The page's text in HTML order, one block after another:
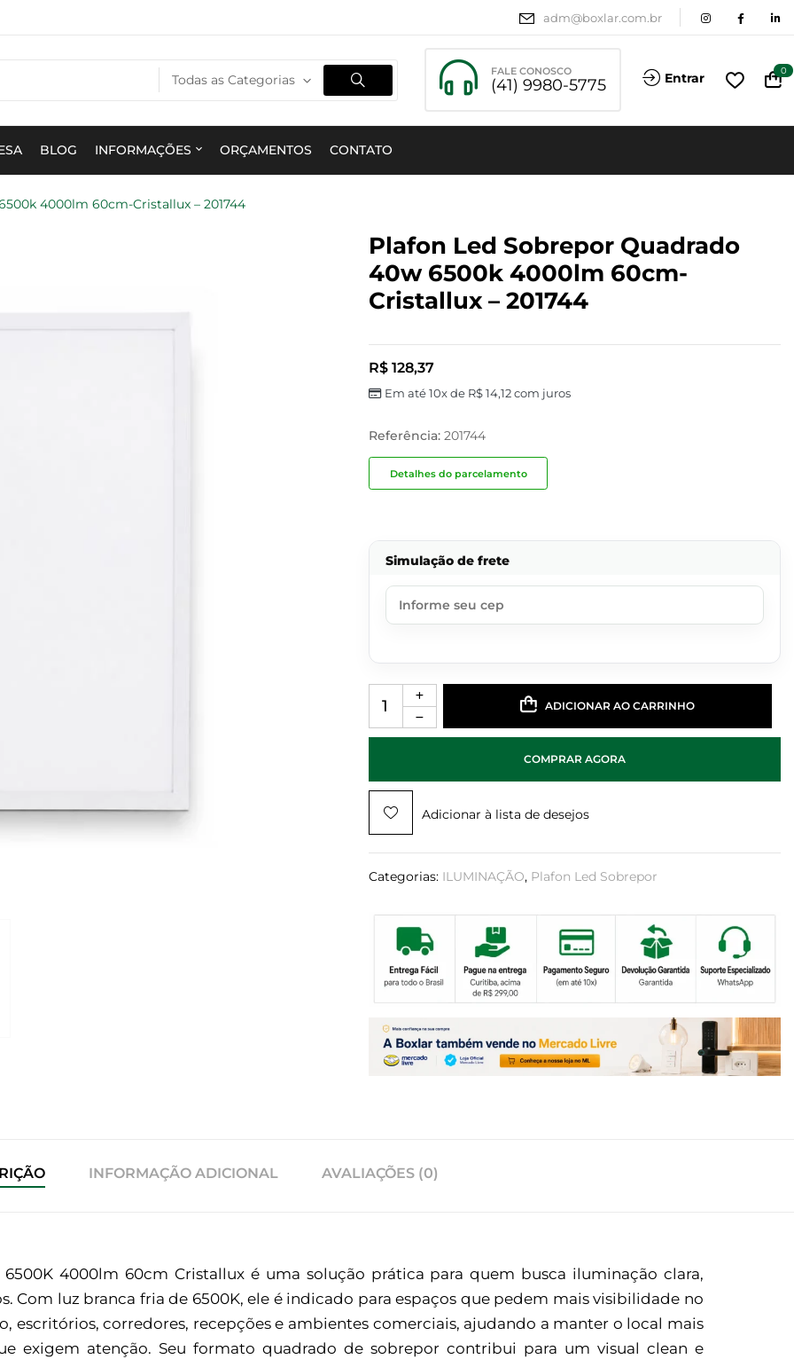
adm@boxlar.com.br
Todas as Categorias
FALE CONOSCO
(41) 9980-5775 Entrar 0
BLOG INFORMAÇÕES ORÇAMENTOS CONTATO
4000lm 60cm-Cristallux – 201744
Plafon Led Sobrepor Quadrado
40w 6500k 4000lm 60cm-
Cristallux – 201744
R$128,37
Em até 10x de R$14,12com juros
Referência:201744
Detalhes do parcelamento
Simulação de frete
ADICIONAR AO CARRINHO
COMPRAR AGORA
Adicionar à lista de desejos
Categorias: ILUMINAÇÃO, Plafon Led Sobrepor
INFORMAÇÃO ADICIONAL AVALIAÇÕES (0)
4000lm 60cm Cristallux é uma solução prática para quem busca iluminação clara,
Com luz branca fria de 6500K, ele é indicado para espaços que pedem mais visibilidade no
escritórios, corredores, recepções e ambientes comerciais, ajudando a manter o local mais
exigem atenção. Seu formato quadrado de sobrepor contribui para um visual clean e